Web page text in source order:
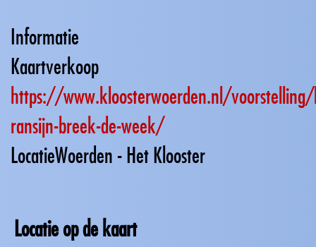
Informatie
Kaartverkoop
https://www.kloosterwoerden.nl/
ransijn-breek-de-week/
LocatieWoerden - Het Klooster
Locatie op de kaart